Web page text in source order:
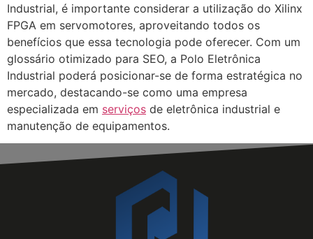
Industrial, é importante considerar a utilização do Xilinx
FPGA em servomotores, aproveitando todos os
benefícios que essa tecnologia pode oferecer. Com um
glossário otimizado para SEO, a Polo Eletrônica
Industrial poderá posicionar-se de forma estratégica no
mercado, destacando-se como uma empresa
especializada em serviços de eletrônica industrial e
manutenção de equipamentos.